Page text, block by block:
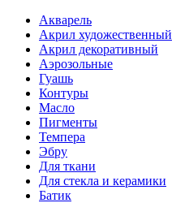
Акварель
Акрил художественный
Акрил декоративный
Аэрозольные
Гуашь
Контуры
Масло
Пигменты
Темпера
Эбру
Для ткани
Для стекла и керамики
Батик